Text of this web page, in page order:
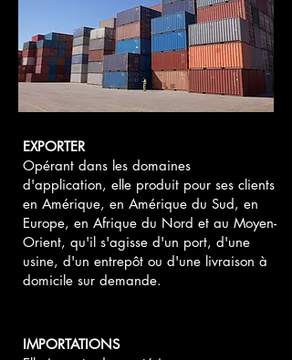
EXPORTER
Opérant dans les domaines
d'application, elle produit pour ses clients
en Amérique, en Amérique du Sud, en
Europe, en Afrique du Nord et au Moyen-
Orient, qu'il s'agisse d'un port, d'une
usine, d'un entrepôt ou d'une livraison à
domicile sur demande.
IMPORTATIONS